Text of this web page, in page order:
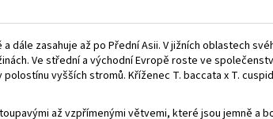
dále zasahuje až po Přední Asii. V jižních oblastech
Ve střední a východní Evropě roste ve
vyšších stromů. Kříženec T. baccata x T.
až vzpřímenými větvemi, které jsou jemně a